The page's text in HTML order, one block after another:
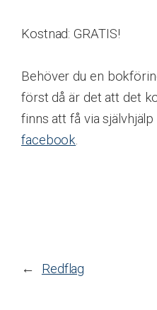
Kostnad: GRATIS!
Behöver du en
först då är det att det
finns att få via
facebook.
← Redflag